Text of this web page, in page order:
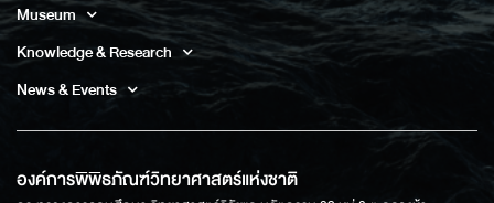
Museum
Knowledge & Research
News & Events
องค์การพิพิธภัณฑ์วิทยาศาสตร์แห่งชาติ